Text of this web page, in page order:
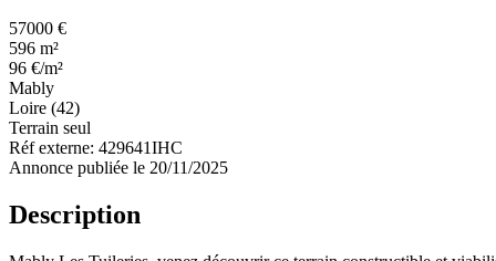
57000 €
596 m²
96 €/m²
Mably
Loire (42)
Terrain seul
Réf externe: 429641IHC
Annonce publiée le 20/11/2025
Description